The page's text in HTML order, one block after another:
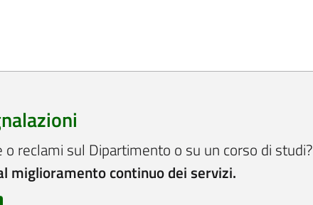
o reclami sul Dipartimento o su un corso di studi?
miglioramento continuo dei servizi.